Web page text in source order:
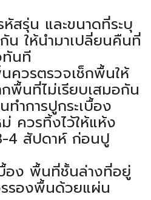
สรุ่น และขนาดที่ระบุ
น ให้นำมาเปลี่ยนคืนที่
ทันที
ควรตรวจเช็กพื้นให้
พื้นที่ไม่เรียบเสมอกัน
ำการปูกระเบื้อง
ควรทิ้งไว้ให้แห้ง
4 สัปดาห์ ก่อนปู
บื้อง พื้นที่ชั้นล่างที่อยู่
รองพื้นด้วยแผ่น